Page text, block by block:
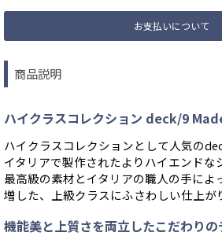
お支払いについて
商品説明
ハイクラスコレクション deck/9
ハイクラスコレクションとして人気の
イタリアで製作されたよりハイエンドな
最高級の素材とイタリアの職人の手によ
増した、上級クラスにふさわしい仕上が
機能美と上質さを両立したこだわりの